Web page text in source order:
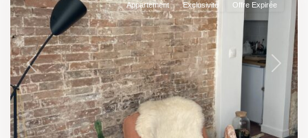
Previous Next
Appartement Exclusivité Offre Expirée